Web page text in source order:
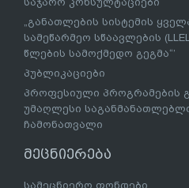
„განათლების სისტემის
სამეწარმეო სწაავლების
წლების სამოქმედო გეგმა“’
პუბლიკაციები
პროფესიული პროგრამების
უმაღლესი
ჩამონათვალი
მეცნიერება
სამეცნიერო ფონდები